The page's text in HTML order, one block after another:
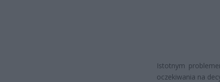
Istotnym
oczekiwania na